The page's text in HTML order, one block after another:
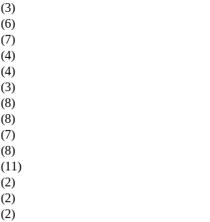
(3)
(6)
(7)
(4)
(4)
(3)
(8)
(8)
(7)
(8)
(11)
(2)
(2)
(2)